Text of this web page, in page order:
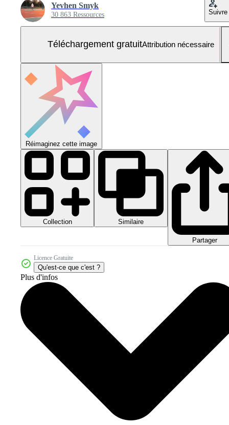
Yevhen Smyk
30 863 Ressources Suivre
Téléchargement gratuitAttribution nécessaire
Réimaginez cette image
Collection Similaire
Partager
Licence Gratuite
Qu'est-ce que c'est ?
Plus d'infos